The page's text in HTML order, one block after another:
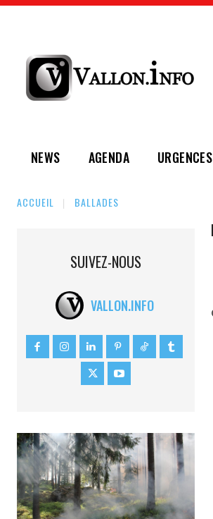
NEWS AGENDA URGENCES
ACCUEIL BALLADES
SUIVEZ-NOUS
VALLON.INFO